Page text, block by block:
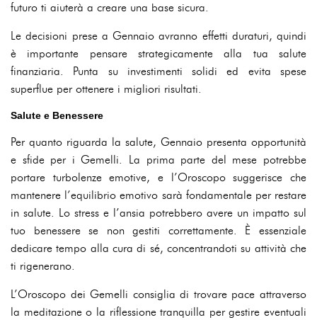
futuro ti aiuterà a creare una base sicura.
Le decisioni prese a Gennaio avranno effetti duraturi, quindi
è importante pensare strategicamente alla tua salute
finanziaria. Punta su investimenti solidi ed evita spese
superflue per ottenere i migliori risultati.
Salute e Benessere
Per quanto riguarda la salute, Gennaio presenta opportunità
e sfide per i Gemelli. La prima parte del mese potrebbe
portare turbolenze emotive, e l’Oroscopo suggerisce che
mantenere l’equilibrio emotivo sarà fondamentale per restare
in salute. Lo stress e l’ansia potrebbero avere un impatto sul
tuo benessere se non gestiti correttamente. È essenziale
dedicare tempo alla cura di sé, concentrandoti su attività che
ti rigenerano.
L’Oroscopo dei Gemelli consiglia di trovare pace attraverso
la meditazione o la riflessione tranquilla per gestire eventuali